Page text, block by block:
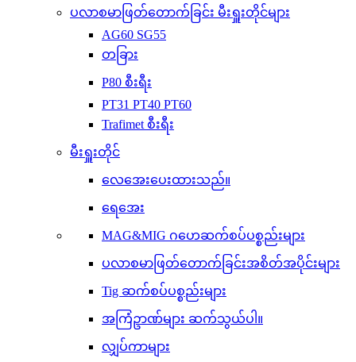
ပလာစမာဖြတ်တောက်ခြင်း မီးရှူးတိုင်များ
AG60 SG55
တခြား
P80 စီးရီး
PT31 PT40 PT60
Trafimet စီးရီး
မီးရှူးတိုင်
လေအေးပေးထားသည်။
ရေအေး
MAG&MIG ဂဟေဆက်စပ်ပစ္စည်းများ
ပလာစမာဖြတ်တောက်ခြင်းအစိတ်အပိုင်းများ
Tig ဆက်စပ်ပစ္စည်းများ
အကြံဥာဏ်များ ဆက်သွယ်ပါ။
လျှပ်ကာများ